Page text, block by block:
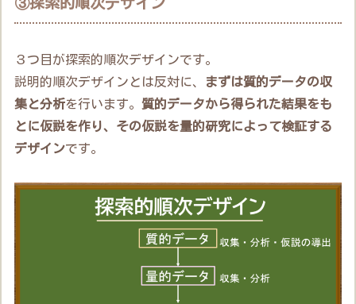
③探索的順次デザイン
３つ目が探索的順次デザインです。
説明的順次デザインとは反対に、
まずは質的データの収
集と分析を行います。質的データから得られた結果をも
とに仮説を作り、その仮説を量的研究によって検証する
デザインです。